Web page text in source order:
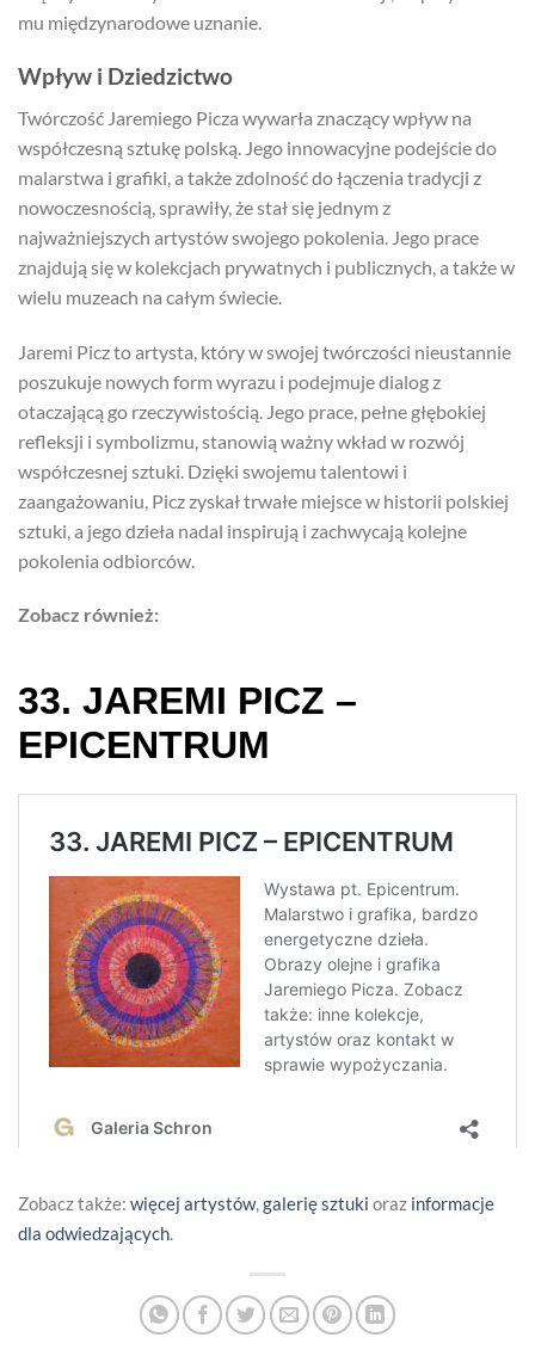
mu międzynarodowe uznanie.
Wpływ i Dziedzictwo
Twórczość Jaremiego Picza wywarła znaczący wpływ na
współczesną sztukę polską. Jego innowacyjne podejście do
malarstwa i grafiki, a także zdolność do łączenia tradycji z
nowoczesnością, sprawiły, że stał się jednym z
najważniejszych artystów swojego pokolenia. Jego prace
znajdują się w kolekcjach prywatnych i publicznych, a także w
wielu muzeach na całym świecie.
Jaremi Picz to artysta, który w swojej twórczości nieustannie
poszukuje nowych form wyrazu i podejmuje dialog z
otaczającą go rzeczywistością. Jego prace, pełne głębokiej
refleksji i symbolizmu, stanowią ważny wkład w rozwój
współczesnej sztuki. Dzięki swojemu talentowi i
zaangażowaniu, Picz zyskał trwałe miejsce w historii polskiej
sztuki, a jego dzieła nadal inspirują i zachwycają kolejne
pokolenia odbiorców.
Zobacz również:
Zobacz także: więcej artystów,galerię sztuki oraz informacje
dla odwiedzających.